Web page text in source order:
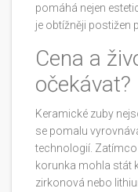
pomáhá nejen
je obtížněji postižen
Cena a
očekávat?
Keramické zuby
se pomalu
technologií.
korunka mohla stát
zirkonová nebo